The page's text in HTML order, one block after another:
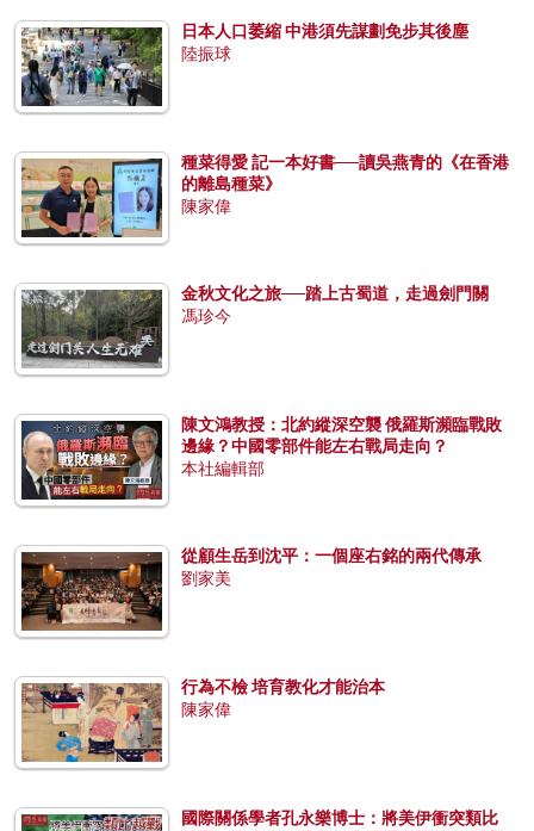
日本人口萎縮 中港須先謀劃免步其後塵
陸振球
種菜得愛 記一本好書──讀吳燕青的《在香港
的離島種菜》
陳家偉
金秋文化之旅──踏上古蜀道，走過劍門關
馮珍今
陳文鴻教授：北約縱深空襲 俄羅斯瀕臨戰敗
邊緣？中國零部件能左右戰局走向？
本社編輯部
從顧生岳到沈平：一個座右銘的兩代傳承
劉家美
行為不檢 培育教化才能治本
陳家偉
國際關係學者孔永樂博士：將美伊衝突類比